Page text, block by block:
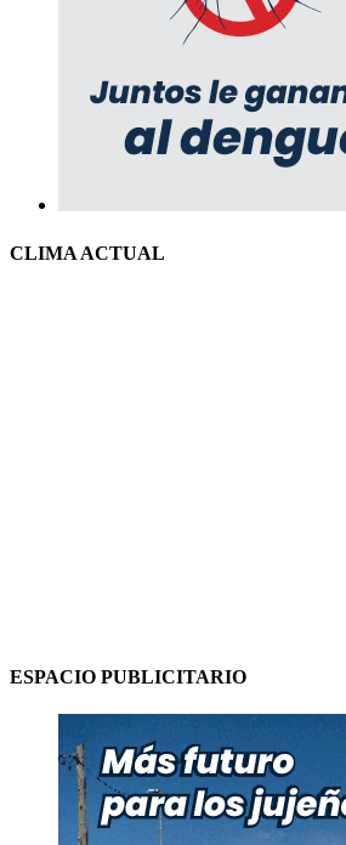
CLIMA ACTUAL
ESPACIO PUBLICITARIO